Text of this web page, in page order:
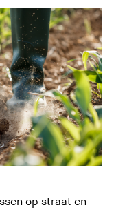
op straat en